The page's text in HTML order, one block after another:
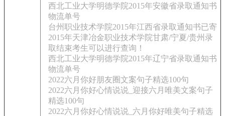
西北工业大学明德学院2015年安徽省录取通知书
物流单号
台州职业技术学院2015年江西省录取通知书已寄
2015年天津冶金职业技术学院甘肃/宁夏/贵州录
取结束考生可以进行查询！
西北工业大学明德学院2015年辽宁省录取通知书
物流单号
2022六月你好朋友圈文案句子精选100句
2022六月你好心情说说_迎接六月唯美文案句子
精选100句
2022六月你好心情说说_六月你好唯美句子精选